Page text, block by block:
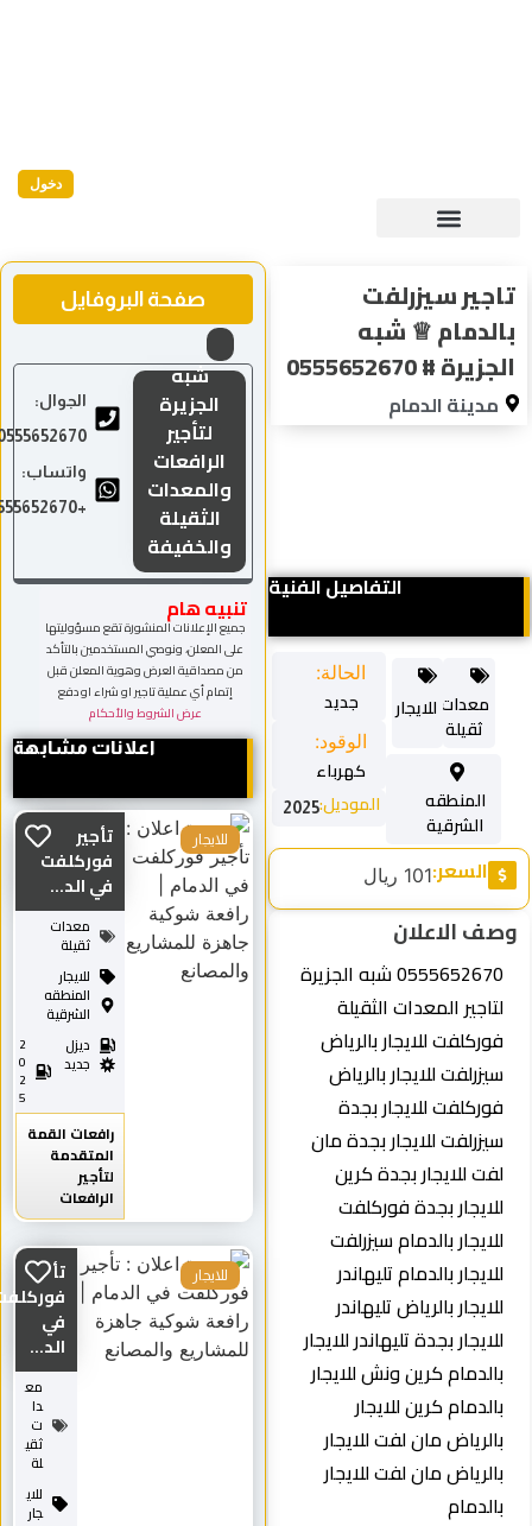
دخول
سيزرلفت
♕ شبه
# 0555652670
مدينة الدمام
التفاصيل الفنية
الحالة:
جديد
الوقود:
كهرباء
الموديل:2025
المنطقه
الشرقية
معدات
ثقيلة
للايجار
السعر:101 ريال
الاعلان
0555652670 شبه الجزيرة
المعدات الثقيلة
للايجار بالرياض
للايجار بالرياض
للايجار بجدة
للايجار بجدة مان
للايجار بجدة كرين
بجدة فوركلفت
بالدمام سيزرلفت
بالدمام تليهاندر
بالرياض تليهاندر
بجدة تليهاندر للايجار
كرين ونش للايجار
كرين للايجار
مان لفت للايجار
مان لفت للايجار
صفحة البروفايل
شبه
الجزيرة
لتأجير
الرافعات
والمعدات
الثقيلة
والخفيفة
الجوال:
0555652670
واتساب:
+966555652670
تنبيه هام
جميع الإعلانات المنشورة تقع مسؤوليتها
على المعلن، ونوصي المستخدمين بالتأكد
من مصداقية العرض وهوية المعلن قبل
إتمام أي عملية تاجير او شراء او دفع
عرض الشروط والأحكام
اعلانات مشابهة
تأجير
فوركلفت
في الد...
معدات
ثقيلة
للايجار
المنطقه
الشرقية
ديزل
جديد
0
2
رافعات القمة
المتقدمة
لتأجير
الرافعات
للايجار
تأجير
فوركلفت
الد...
ت
للاي
جار
للايجار